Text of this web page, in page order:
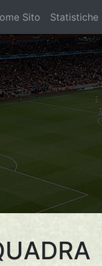
Sito Statistiche